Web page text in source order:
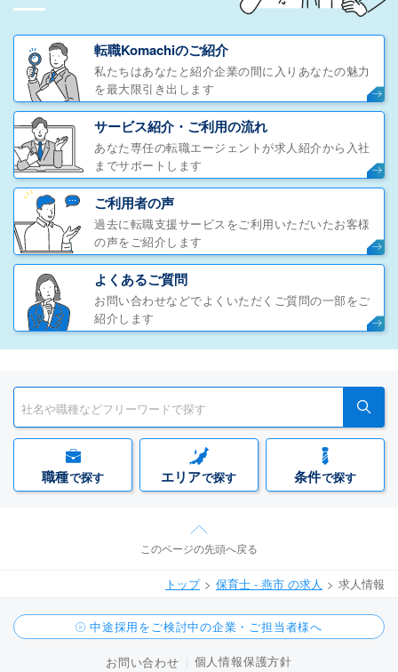
転職Komachiのご紹介
私たちはあなたと紹介企業の間に入りあなたの魅力
を最大限引き出します
サービス紹介・ご利用の流れ
あなた専任の転職エージェントが求人紹介から入社
までサポートします
ご利用者の声
過去に転職支援サービスをご利用いただいたお客様
の声をご紹介します
よくあるご質問
お問い合わせなどでよくいただくご質問の一部をご
紹介します
職種で探す エリアで探す 条件で探す
このページの先頭へ戻る
トップ 保育士 - 燕市 の求人 求人情報
中途採用をご検討中の企業・ご担当者様へ
お問い合わせ 個人情報保護方針